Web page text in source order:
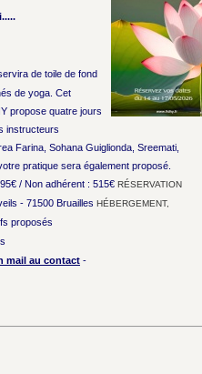
de toile de fond
de yoga. Cet
propose quatre jours
instructeurs
Farina, Sohana Guiglionda, Sreemati,
pratique sera également proposé.
/ Non adhérent : 515€ RÉSERVATION
- 71500 Bruailles HÉBERGEMENT,
proposés
mail au contact -